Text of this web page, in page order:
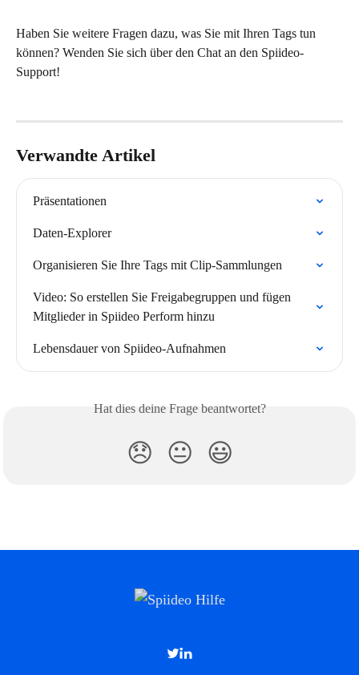
Haben Sie weitere Fragen dazu, was Sie mit Ihren Tags tun
können? Wenden Sie sich über den Chat an den Spiideo-
Support!
Verwandte Artikel
Präsentationen
Daten-Explorer
Organisieren Sie Ihre Tags mit Clip-Sammlungen
Video: So erstellen Sie Freigabegruppen und fügen
Mitglieder in Spiideo Perform hinzu
Lebensdauer von Spiideo-Aufnahmen
Hat dies deine Frage beantwortet?
😞 😐 😃